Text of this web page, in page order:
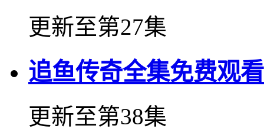
更新至第27集
追鱼传奇全集免费观看
更新至第38集